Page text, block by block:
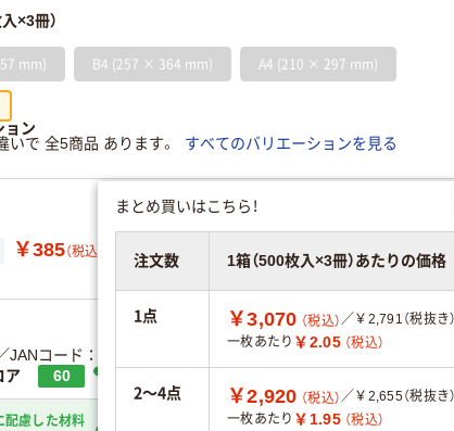
×3冊）
mm) B4 (257 × 364 mm) A4 (210 × 297 mm)
ョン
いで 全5商品 あります。
すべてのバリエーションを見る
￥385（税込） 置き場所指定 利用可
JANコード：4535164027045
ア
60
配慮した材料
分別・リサイクルし
まとめ買いはこちら！
注文数 1箱（500枚入×3冊）あたりの価格
1点 ￥3,070 （税込）／￥2,791（税抜き）
一枚あたり ￥2.05 （税込）
2～4点 ￥2,920 （税込）／￥2,655（税抜き）
一枚あたり ￥1.95 （税込）